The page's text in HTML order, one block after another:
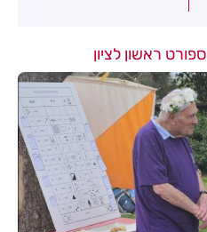
ספורט ראשון לציון